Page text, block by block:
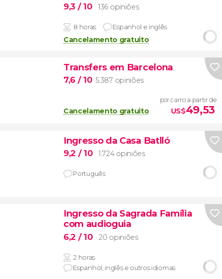
9,3 / 10 136 opiniões
8 horas Espanhol e inglês
Cancelamento gratuito
Transfers em Barcelona
7,6 / 10 5.387 opiniões
Cancelamento gratuito
por carro a partir de
US$49,53
Ingresso da Casa Batlló
9,2 / 10 1.724 opiniões
Português
Ingresso da Sagrada Família
com audioguia
6,2 / 10 20 opiniões
2 horas
Espanhol, inglês e outros idiomas